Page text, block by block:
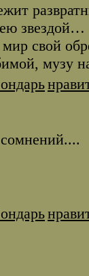
звездой…
свой
музу